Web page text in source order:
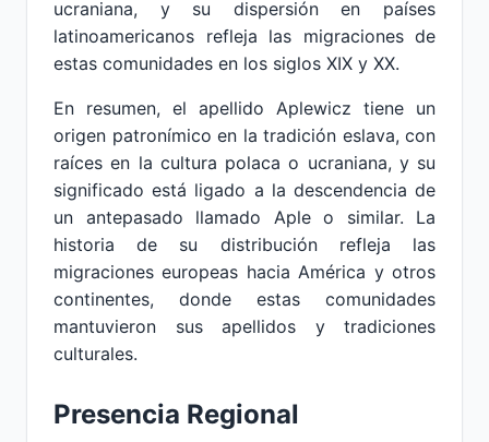
ucraniana, y su dispersión en países
latinoamericanos refleja las migraciones de
estas comunidades en los siglos XIX y XX.
En resumen, el apellido Aplewicz tiene un
origen patronímico en la tradición eslava, con
raíces en la cultura polaca o ucraniana, y su
significado está ligado a la descendencia de
un antepasado llamado Aple o similar. La
historia de su distribución refleja las
migraciones europeas hacia América y otros
continentes, donde estas comunidades
mantuvieron sus apellidos y tradiciones
culturales.
Presencia Regional